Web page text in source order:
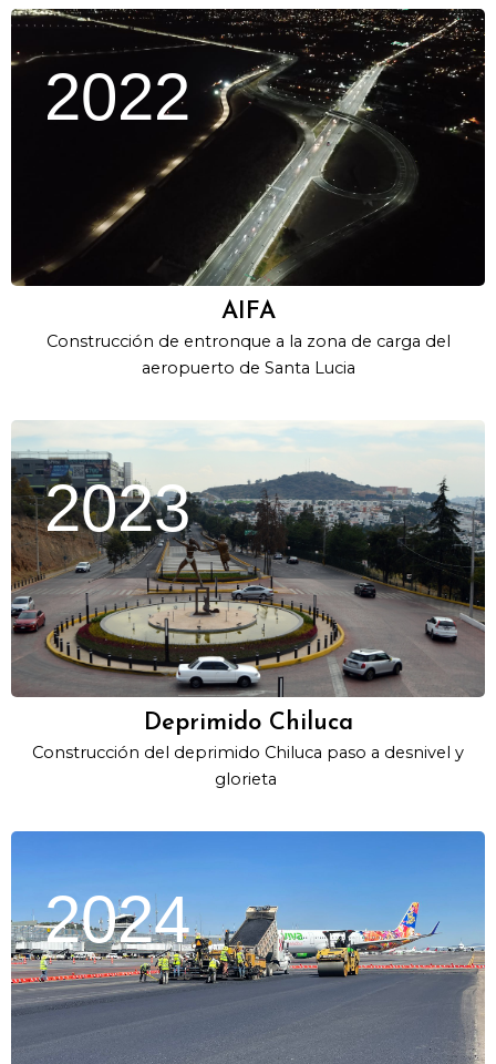
2022
AIFA
Construcción de entronque a la zona de carga del
aeropuerto de Santa Lucia
2023
Deprimido Chiluca
Construcción del deprimido Chiluca paso a desnivel y
glorieta
2024